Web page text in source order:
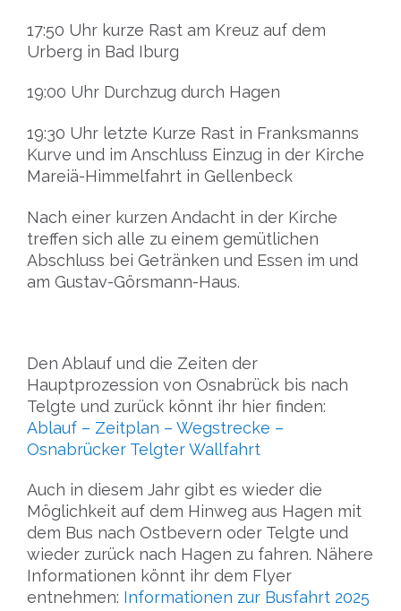
17:50 Uhr kurze Rast am Kreuz auf dem
Urberg in Bad Iburg
19:00 Uhr Durchzug durch Hagen
19:30 Uhr letzte Kurze Rast in Franksmanns
Kurve und im Anschluss Einzug in der Kirche
Mareiä-Himmelfahrt in Gellenbeck
Nach einer kurzen Andacht in der Kirche
treffen sich alle zu einem gemütlichen
Abschluss bei Getränken und Essen im und
am Gustav-Görsmann-Haus.
Den Ablauf und die Zeiten der
Hauptprozession von Osnabrück bis nach
Telgte und zurück könnt ihr hier finden:
Ablauf – Zeitplan – Wegstrecke –
Osnabrücker Telgter Wallfahrt
Auch in diesem Jahr gibt es wieder die
Möglichkeit auf dem Hinweg aus Hagen mit
dem Bus nach Ostbevern oder Telgte und
wieder zurück nach Hagen zu fahren. Nähere
Informationen könnt ihr dem Flyer
entnehmen: Informationen zur Busfahrt 2025